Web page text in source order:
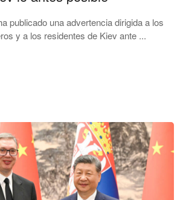
publicado una advertencia dirigida a los
y a los residentes de Kiev ante ...